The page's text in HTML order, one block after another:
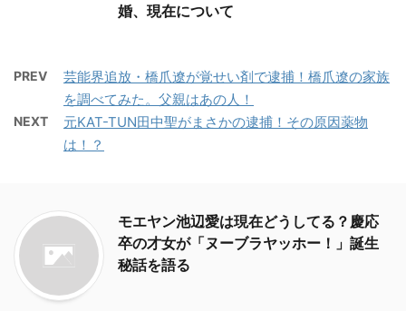
婚、現在について
PREV
芸能界追放・橋爪遼が覚せい剤で逮捕！橋爪遼の家族
を調べてみた。父親はあの人！
NEXT
元KAT-TUN田中聖がまさかの逮捕！その原因薬物
は！？
モエヤン池辺愛は現在どうしてる？慶応
卒の才女が「ヌーブラヤッホー！」誕生
秘話を語る